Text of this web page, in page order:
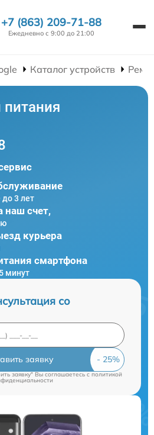
+7 (863) 209-71-88
Ежедневно с 9:00 до 21:00
Каталог устройств
3 лет
наш счет,
курьера
смартфона
минут
со
заявку
заявку" Вы соглашаетесь c политикой